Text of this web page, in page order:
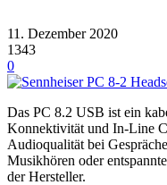
11. Dezember 2020
1343
0
Das PC 8.2 USB ist ein
Konnektivität und In-Line
Audioqualität bei
Musikhören oder
der Hersteller.